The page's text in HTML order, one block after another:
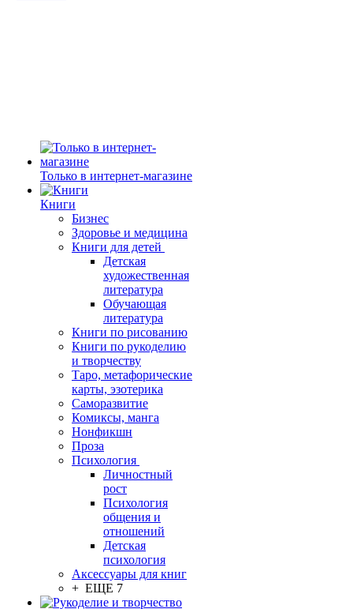
Только в интернет-магазине
Книги
Бизнес
Здоровье и медицина
Книги для детей
Детская
художественная
литература
Обучающая
литература
Книги по рисованию
Книги по рукоделию
и творчеству
Таро, метафорические
карты, эзотерика
Саморазвитие
Комиксы, манга
Нонфикшн
Проза
Психология
Личностный
рост
Психология
общения и
отношений
Детская
психология
Аксессуары для книг
+ ЕЩЕ 7